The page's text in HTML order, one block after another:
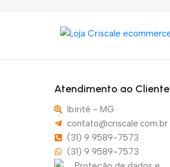
Atendimento ao Cliente
Ibirité - MG
contato@criscale.com.br
(31) 9 9589-7573
(31) 9 9589-7573